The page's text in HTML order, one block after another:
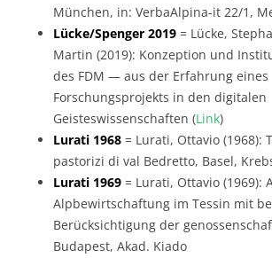
München, in: VerbaAlpina-it 22/1,
Lücke/Spenger 2019 = Lücke,
Martin (2019): Konzeption und
des FDM — aus der Erfahrung eines
Forschungsprojekts in den digitalen
Geisteswissenschaften (Link)
Lurati 1968 = Lurati, Ottavio (1968):
pastorizi di val Bedretto, Basel,
Lurati 1969 = Lurati, Ottavio (1969):
Alpbewirtschaftung im Tessin mit
Berücksichtigung der
Budapest, Akad. Kiado